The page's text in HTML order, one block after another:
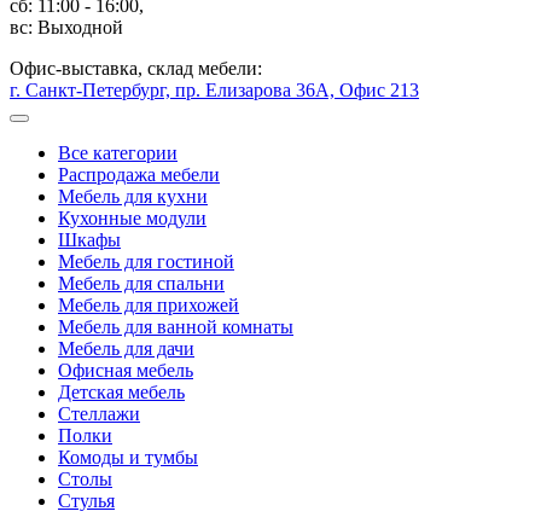
сб: 11:00 - 16:00,
вс: Выходной
Офис-выставка, склад мебели:
г. Санкт-Петербург, пр. Елизарова 36А, Офис 213
Все категории
Распродажа мебели
Мебель для кухни
Кухонные модули
Шкафы
Мебель для гостиной
Мебель для спальни
Мебель для прихожей
Мебель для ванной комнаты
Мебель для дачи
Офисная мебель
Детская мебель
Стеллажи
Полки
Комоды и тумбы
Столы
Стулья